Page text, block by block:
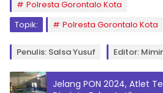
Polresta Gorontalo Kota
Topik:
Polresta Gorontalo Kota
Penulis: Salsa Yusuf Editor:
Jelang PON 2024, Atlet